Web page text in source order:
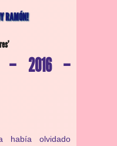
RAMÓN!
– 2016 –
había olvidado